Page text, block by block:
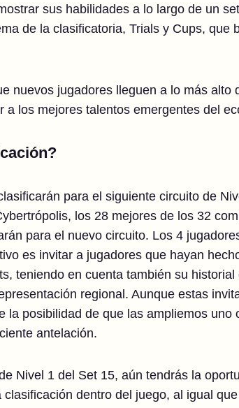
sus habilidades a lo largo de un
de la clasificatoria, Trials y Cups, que
nuevos jugadores lleguen a lo más alto
a los mejores talentos emergentes del
para el siguiente circuito de
los 28 mejores de los 32
para el nuevo circuito. Los 4
es invitar a jugadores que hayan
teniendo en cuenta también su
regional. Aunque estas
la posibilidad de que las ampliemos uno
antelación.
Nivel 1 del Set 15, aún tendrás la
dentro del juego, al igual